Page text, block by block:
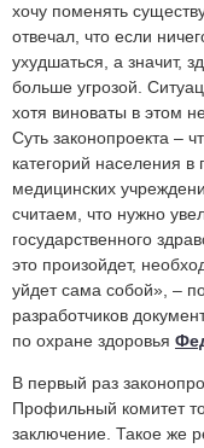
хочу поменять
отвечал, что если
ухудшаться, а значит,
больше угрозой.
хотя виноваты в этом
Суть законопроекта –
категорий населения
медицинских
считаем, что нужно
государственного
это произойдет,
уйдет сама собой», –
разработчиков
по охране здоровья
В первый раз
Профильный комитет
заключение. Такое же